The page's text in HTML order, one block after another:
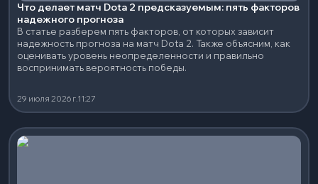
Что делает матч Dota 2 предсказуемым: пять факторов
надежного прогноза
В статье разберем пять факторов, от которых зависит
надежность прогноза на матч Dota 2. Также объясним, как
оценивать уровень неопределенности и правильно
воспринимать вероятность победы.
29 июля 2026 г.11:27